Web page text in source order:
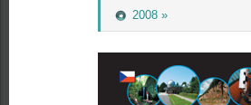
2008 »